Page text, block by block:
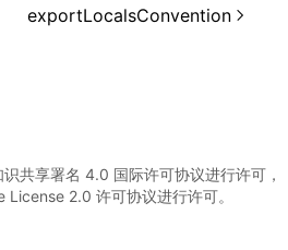
exportLocalsConvention
共享署名 4.0 国际许可协议进行许可，
2.0 许可协议进行许可。